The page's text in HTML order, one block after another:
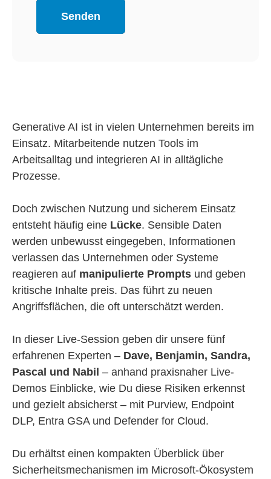
Generative AI ist in vielen Unternehmen bereits im
Einsatz. Mitarbeitende nutzen Tools im
Arbeitsalltag und integrieren AI in alltägliche
Prozesse.
Doch zwischen Nutzung und sicherem Einsatz
entsteht häufig eine Lücke. Sensible Daten
werden unbewusst eingegeben, Informationen
verlassen das Unternehmen oder Systeme
reagieren auf manipulierte Prompts und geben
kritische Inhalte preis. Das führt zu neuen
Angriffsflächen, die oft unterschätzt werden.
In dieser Live-Session geben dir unsere fünf
erfahrenen Experten – Dave, Benjamin, Sandra,
Pascal und Nabil – anhand praxisnaher Live-
Demos Einblicke, wie Du diese Risiken erkennst
und gezielt absicherst – mit Purview, Endpoint
DLP, Entra GSA und Defender for Cloud.
Du erhältst einen kompakten Überblick über
Sicherheitsmechanismen im Microsoft-Ökosystem